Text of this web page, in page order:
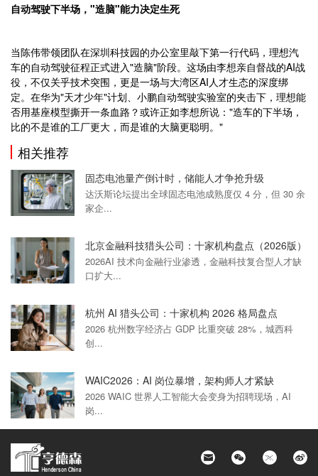
自动驾驶下半场，"造脑"能力决定生死
当陈伟带领团队在深圳科技园的办公室里敲下第一行代码，理想汽
车的自动驾驶征程正式进入"造脑"阶段。这场由李想亲自督战的AI战
役，不仅关乎技术突围，更是一场与大湾区AI人才生态的深度绑
定。在华为"天才少年"计划、小鹏自动驾驶实验室的夹击下，理想能
否用基座模型撕开一条血路？或许正如李想所说："造车的下半场，
比的不是谁的工厂更大，而是谁的大脑更聪明。"
相关推荐
固态电池量产倒计时，储能人才争抢升级
达沃斯论坛提出全球固态电池成熟度仅 4 分，但 30 余
家企...
北京金融科技猎头公司：十家机构盘点（2026版）
2026AI 技术向金融行业渗透，金融科技复合型人才缺
口扩大...
杭州 AI 猎头公司：十家机构 2026 格局盘点
2026 杭州数字经济占 GDP 比重突破 28%，城西科
创...
WAIC2026：AI 岗位暴增，架构师人才紧缺
2026 WAIC 世界人工智能大会变身为招聘现场，AI
岗...